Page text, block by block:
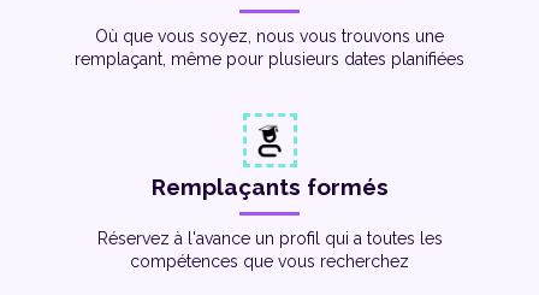
Où que vous soyez, nous vous trouvons une
remplaçant, même pour plusieurs dates planifiées
Remplaçants formés
Réservez à l'avance un profil qui a toutes les
compétences que vous recherchez